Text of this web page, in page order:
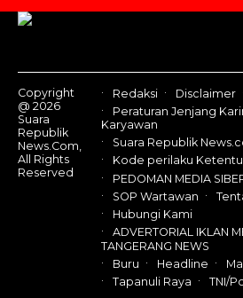
Us
Copyright
@ 2026
Suara
Republik
News.Com,
All Rights
Reserved
Redaksi Disclaimer
Peraturan Jenjang
Karyawan
Suara Republik
Kode perilaku
PEDOMAN MEDIA
SOP Wartawan
Hubungi Kami
ADVERTORIAL IKLAN
TANGERANG NEWS
Buru
Headline
Tapanuli Raya
TNI/